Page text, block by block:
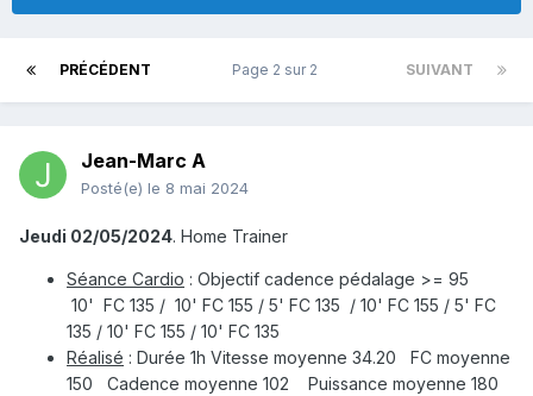
PRÉCÉDENT SUIVANT
Page 2 sur 2
Jean-Marc A
Posté(e) le 8 mai 2024
Jeudi 02/05/2024. Home Trainer
Séance Cardio : Objectif cadence pédalage >= 95
10' FC 135 / 10' FC 155 / 5' FC 135 / 10' FC 155 / 5' FC
135 / 10' FC 155 / 10' FC 135
Réalisé : Durée 1h Vitesse moyenne 34.20 FC moyenne
150 Cadence moyenne 102 Puissance moyenne 180